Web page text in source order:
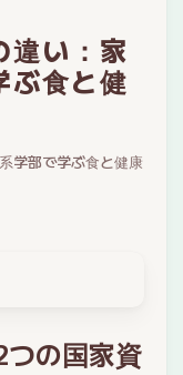
違い：家
ぶ食と健
学部で学ぶ食と健康
つの国家資